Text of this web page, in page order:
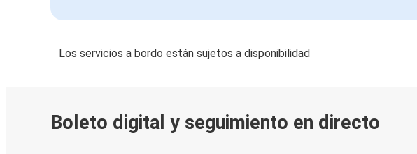
Los servicios a bordo están sujetos a disponibilidad
Boleto digital y seguimiento en directo